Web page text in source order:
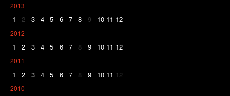
2013
1 2 3 4 5 6 7 8 9 10 11 12
2012
1 2 3 4 5 6 7 8 9 10 11 12
2011
1 2 3 4 5 6 7 8 9 10 11 12
2010